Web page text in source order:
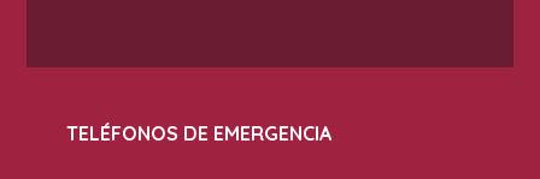
TELÉFONOS DE EMERGENCIA